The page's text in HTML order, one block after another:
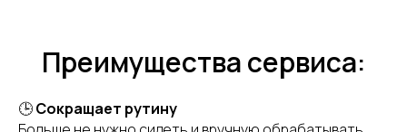
Преимущества сервиса:
🕒Сокращает рутину